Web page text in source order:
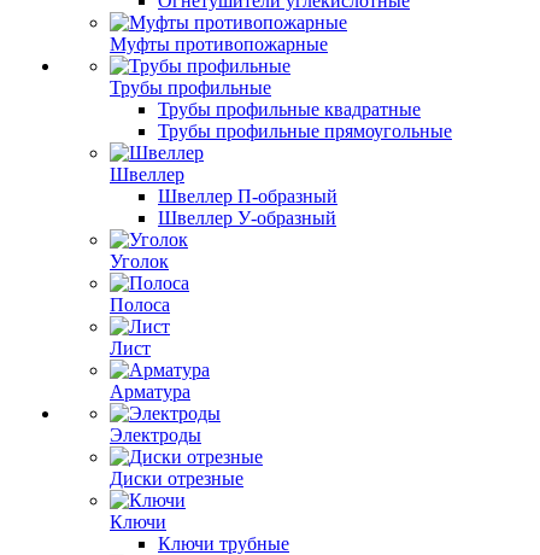
Муфты противопожарные
Трубы профильные
Трубы профильные квадратные
Трубы профильные прямоугольные
Швеллер
Швеллер П-образный
Швеллер У-образный
Уголок
Полоса
Лист
Арматура
Электроды
Диски отрезные
Ключи
Ключи трубные